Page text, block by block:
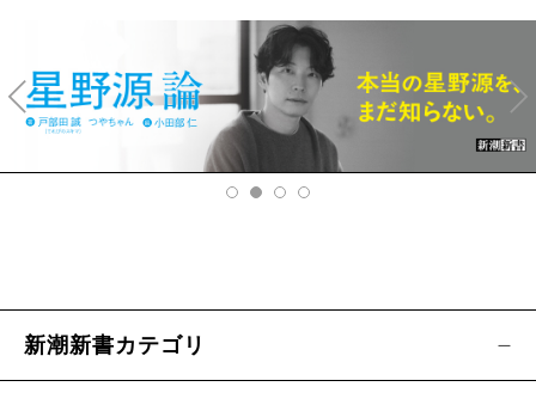
v
Ne
xt
新潮新書カテゴリ